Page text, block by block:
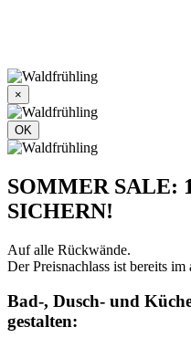
×
OK
SOMMER SALE:
SICHERN!
Auf alle Rückwände.
Der Preisnachlass ist bereits
Bad-, Dusch- und
gestalten: